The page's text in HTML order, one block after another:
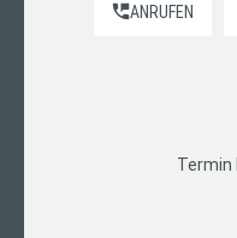
ANRUFEN
Termin